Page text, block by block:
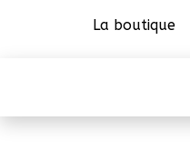
La boutique